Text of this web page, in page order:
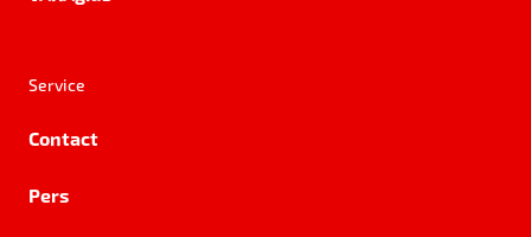
Service
Contact
Pers